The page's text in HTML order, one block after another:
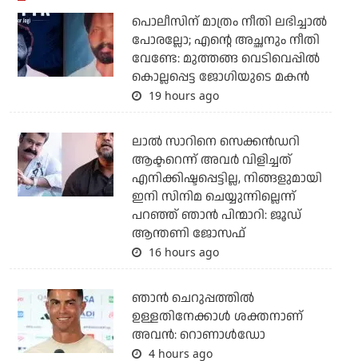
പൊലീസിന് മാത്രം നീതി ലഭിച്ചാല്‍
പോരല്ലോ; എന്റെ അച്ഛനും നീതി
വേണ്ടേ: മുത്തങ്ങ വെടിവെപ്പില്‍
കൊല്ലപ്പെട്ട ജോഗിയുടെ മകന്‍
19 hours ago
ലാല്‍ സാറിനെ സെക്കന്‍ഡറി
ആക്ടറെന്ന് അവര്‍ വിളിച്ചത്
എനിക്കിഷ്ടപ്പെട്ടില്ല, നിങ്ങളുമായി
ഇനി സിനിമ ചെയ്യുന്നില്ലെന്ന്
പറഞ്ഞ് ഞാന്‍ പിന്മാറി: ജൂഡ്
ആന്തണി ജോസഫ്
16 hours ago
ഞാന്‍ ചെറുപ്പത്തില്‍
ഉള്ളതിനേക്കാള്‍ ശക്തനാണ്
അവന്‍: റൊണാള്‍ഡോ
4 hours ago